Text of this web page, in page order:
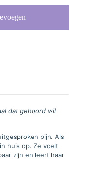
dat gehoord wil
pijn. Als
huis op. Ze voelt
zijn en leert haar